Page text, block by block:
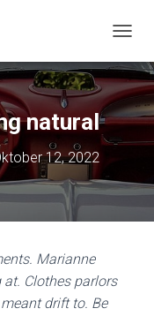
A
V
I
G
A
T
O
N
natural
12, 2022
Marianne
Clothes parlors
drift to. Be